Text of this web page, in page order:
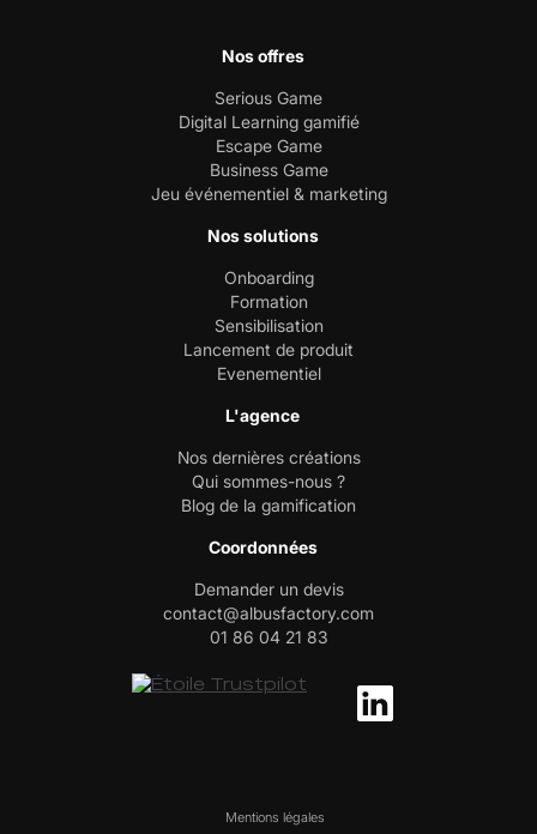
Nos offres
Serious Game
Digital Learning gamifié
Escape Game
Business Game
Jeu événementiel & marketing
Nos solutions
Onboarding
Formation
Sensibilisation
Lancement de produit
Evenementiel
L'agence
Nos dernières créations
Qui sommes-nous ?
Blog de la gamification
Coordonnées
Demander un devis
contact@albusfactory.com
01 86 04 21 83
Mentions légales